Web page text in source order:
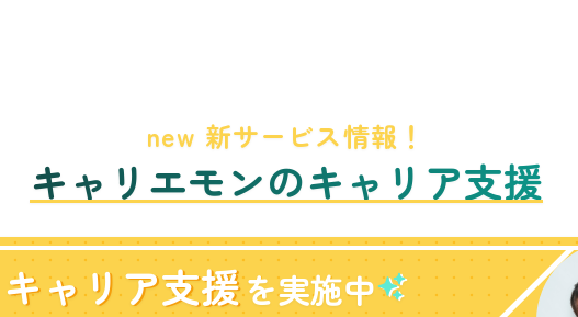
new 新サービス情報！
キャリエモンのキャリア支援
キャリア支援を実施中